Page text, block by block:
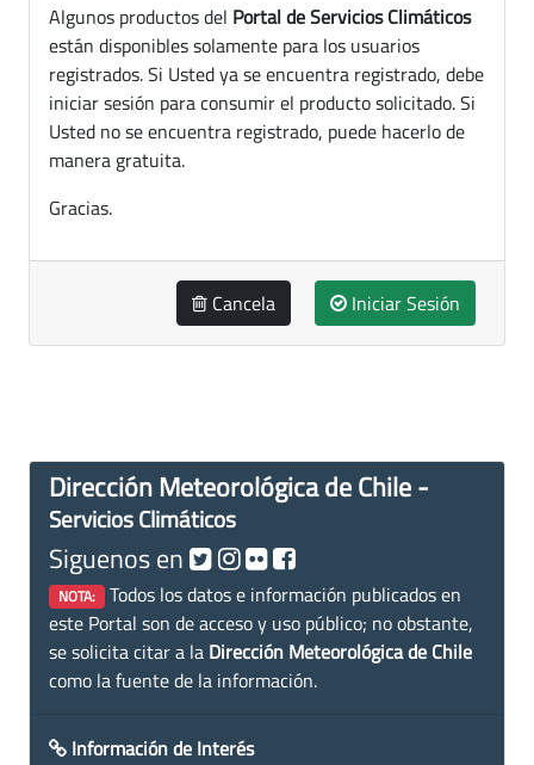
Algunos productos del Portal de Servicios Climáticos
están disponibles solamente para los usuarios
registrados. Si Usted ya se encuentra registrado, debe
iniciar sesión para consumir el producto solicitado. Si
Usted no se encuentra registrado, puede hacerlo de
manera gratuita.
Gracias.
Cancela Iniciar Sesión
Dirección Meteorológica de Chile -
Servicios Climáticos
Siguenos en
NOTA: Todos los datos e información publicados en
este Portal son de acceso y uso público; no obstante,
se solicita citar a la Dirección Meteorológica de Chile
como la fuente de la información.
Información de Interés